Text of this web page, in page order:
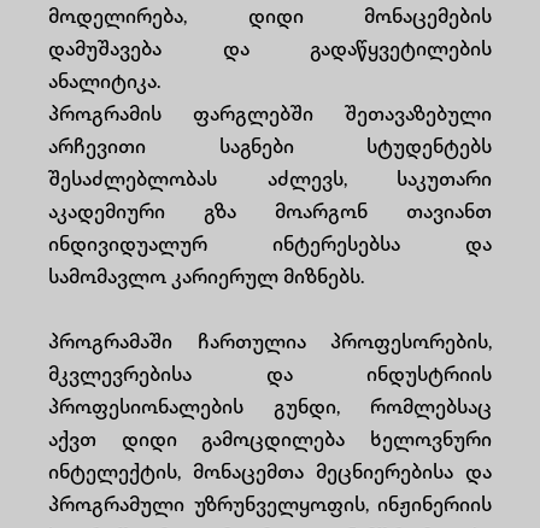
მოდელირება, დიდი მონაცემების
დამუშავება და გადაწყვეტილების
ანალიტიკა.
პროგრამის ფარგლებში შეთავაზებული
არჩევითი საგნები სტუდენტებს
შესაძლებლობას აძლევს, საკუთარი
აკადემიური გზა მოარგონ თავიანთ
ინდივიდუალურ ინტერესებსა და
სამომავლო კარიერულ მიზნებს.
პროგრამაში ჩართულია პროფესორების,
მკვლევრებისა და ინდუსტრიის
პროფესიონალების გუნდი, რომლებსაც
აქვთ დიდი გამოცდილება ხელოვნური
ინტელექტის, მონაცემთა მეცნიერებისა და
პროგრამული უზრუნველყოფის, ინჟინერიის